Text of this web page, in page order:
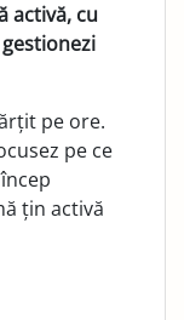
activă, cu
pe ore.
pe ce
țin activă